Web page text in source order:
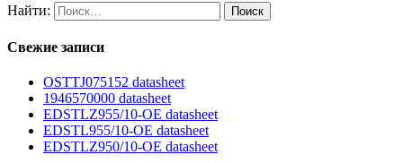
Найти:
Свежие записи
OSTTJ075152 datasheet
1946570000 datasheet
EDSTLZ955/10-OE datasheet
EDSTL955/10-OE datasheet
EDSTLZ950/10-OE datasheet